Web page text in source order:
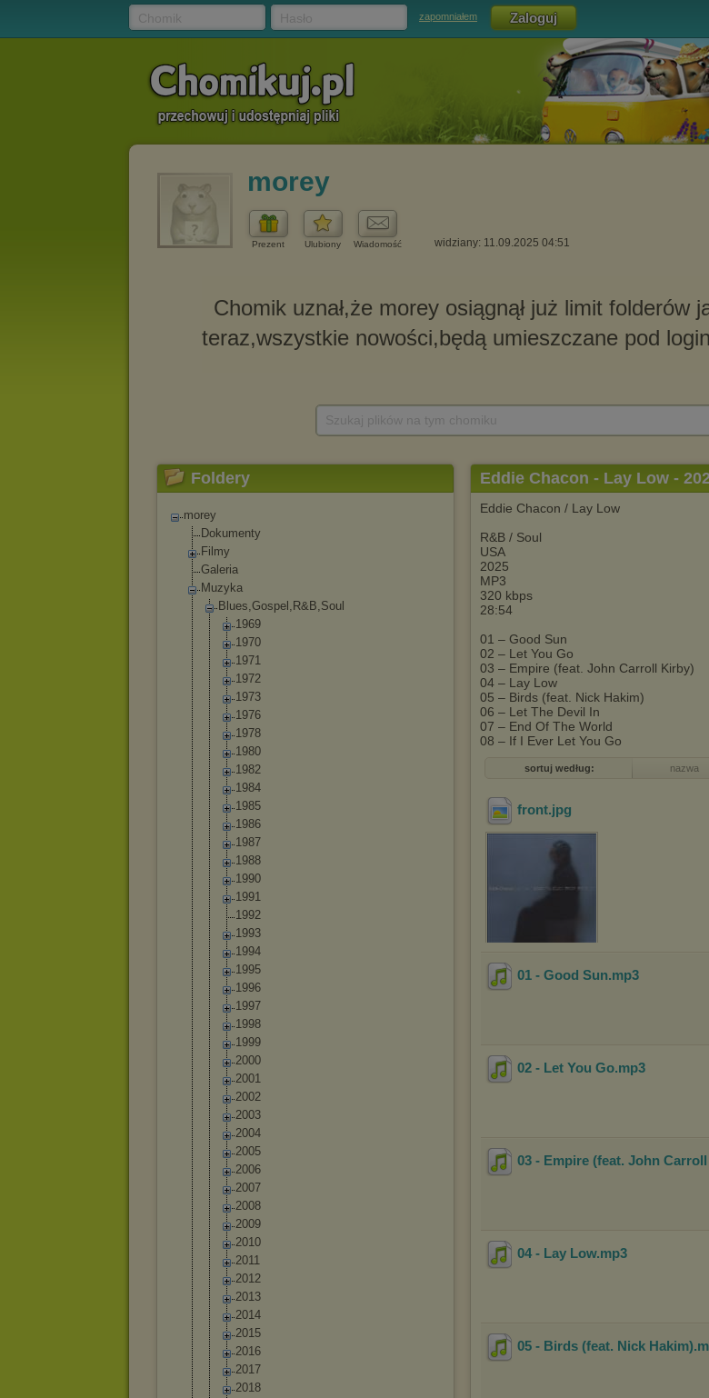
zapomniałem
morey
Prezent Ulubiony Wiadomość widziany: 11.09.2025 04:51
Foldery
morey
Dokumenty
Filmy
Galeria
Muzyka
Blues,Gospel,R&B,Soul
1969
1970
1971
1972
1973
1976
1978
1980
1982
1984
1985
1986
1987
1988
1990
1991
1992
1993
1994
1995
1996
1997
1998
1999
2000
2001
2002
2003
2004
2005
2006
2007
2008
2009
2010
2011
2012
2013
2014
2015
2016
2017
2018
Eddie Chacon - Lay Low -
Eddie Chacon / Lay Low
R&B / Soul
USA
2025
MP3
320 kbps
28:54
01 – Good Sun
02 – Let You Go
03 – Empire (feat. John Carroll Kirby)
04 – Lay Low
05 – Birds (feat. Nick Hakim)
06 – Let The Devil In
07 – End Of The World
08 – If I Ever Let You Go
sortuj według: nazwa
front.jpg
01 - Good Sun.mp3
02 - Let You Go.mp3
03 - Empire (feat. John
04 - Lay Low.mp3
05 - Birds (feat. Nick Hakim)